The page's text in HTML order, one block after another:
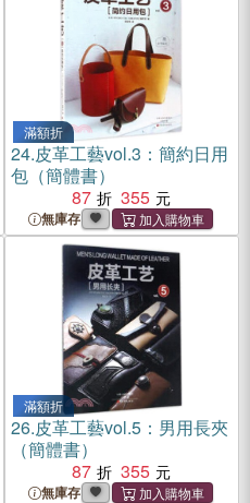
滿額折
24.皮革工藝vol.3：簡約日用
包（簡體書）
87
355
無庫存
滿額折
26.皮革工藝vol.5：男用長夾
（簡體書）
87
355
無庫存